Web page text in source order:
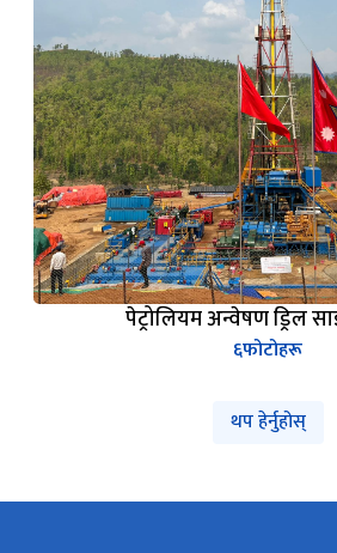
पेट्रोलियम अन्वेषण ड्रिल
६फोटोहरू
थप हेर्नुहोस्